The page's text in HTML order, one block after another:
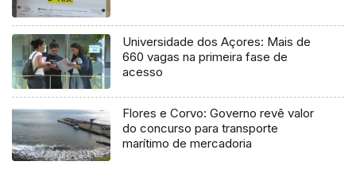
Universidade dos Açores: Mais de
660 vagas na primeira fase de
acesso
Flores e Corvo: Governo revê valor
do concurso para transporte
marítimo de mercadoria